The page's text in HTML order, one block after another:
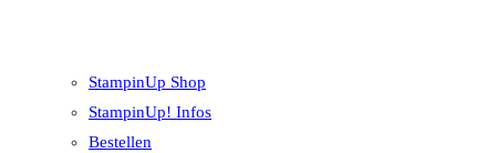
StampinUp Shop
StampinUp! Infos
Bestellen